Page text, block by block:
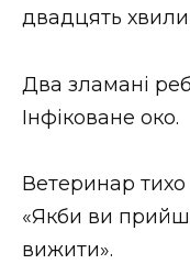
двадцять
Два зламані
Інфіковане око.
Ветеринар тихо
«Якби ви
вижити».